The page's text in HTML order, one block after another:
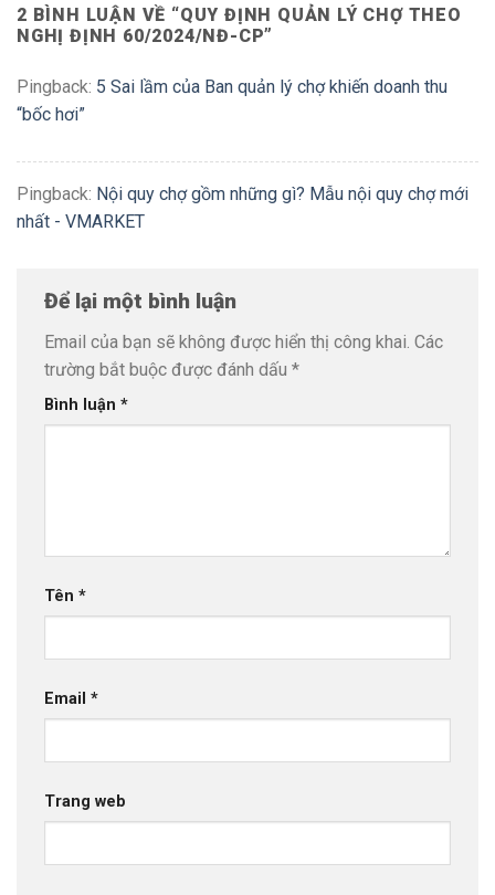
2 BÌNH LUẬN VỀ “QUY ĐỊNH QUẢN LÝ CHỢ THEO
NGHỊ ĐỊNH 60/2024/NĐ-CP”
Pingback: 5 Sai lầm của Ban quản lý chợ khiến doanh thu
“bốc hơi”
Pingback: Nội quy chợ gồm những gì? Mẫu nội quy chợ mới
nhất - VMARKET
Để lại một bình luận
Email của bạn sẽ không được hiển thị công khai. Các
trường bắt buộc được đánh dấu *
Bình luận *
Tên *
Email *
Trang web